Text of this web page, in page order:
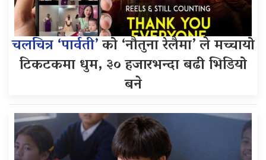
चलचित्र ‘पार्वती’को ‘नौतुना रेलैमा’ ले मच्चायो
टिकटकमा धुम, ३० हजारभन्दा बढी भिडियो
बने